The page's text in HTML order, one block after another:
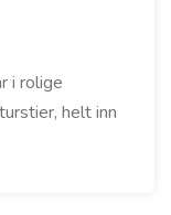
i rolige
helt inn